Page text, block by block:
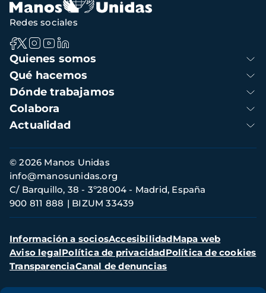
Navegación
principal
Quienes somos
Qué hacemos
Dónde trabajamos
Colabora
Actualidad
Redes sociales
Información
de
contacto
© 2026 Manos Unidas
C/ Barquillo, 38 - 3º28004 - Madrid, España
900 811 888
BIZUM 33439
info@manosunidas.org
Menú
secundario
Información a sociosAccesibilidadMapa web
Aviso legalPolítica de privacidadPolítica de cookies
TransparenciaCanal de denuncias